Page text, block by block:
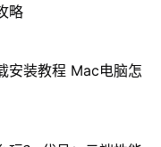
略
安装教程 Mac电脑怎